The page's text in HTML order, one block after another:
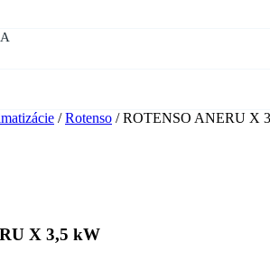
/Rotenso / ROTENSO ANERU X
X 3,5 kW